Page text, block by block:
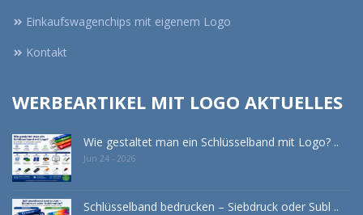
Einkaufswagenchips mit eigenem Logo
Kontakt
WERBEARTIKEL MIT LOGO AKTUELLES
Wie gestaltet man ein Schlüsselband mit Logo? ..
Jun 24 - 2026
Schlüsselband bedrucken – Siebdruck oder Subl ..